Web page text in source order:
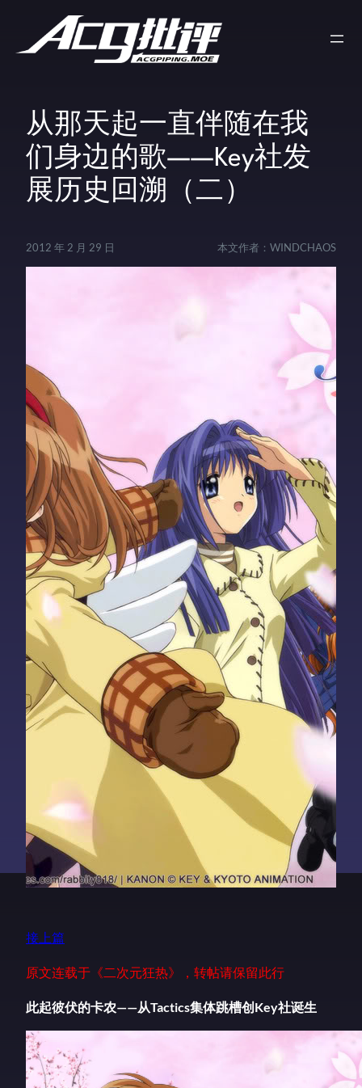
从那天起一直伴随在我
们身边的歌——Key社发
展历史回溯（二）
2012 年 2 月 29 日 本文作者： WINDCHAOS
接上篇
原文连载于《二次元狂热》，转帖请保留此行
此起彼伏的卡农——从Tactics集体跳槽创Key社诞生